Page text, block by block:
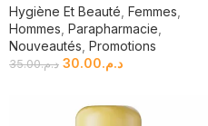
Hygiène Et Beauté Femmes
Hommes Parapharmacie
Nouveautés Promotions
د.م.35.00 د.م.30.00